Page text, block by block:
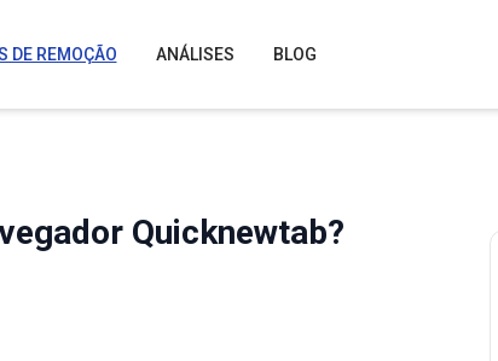
DE REMOÇÃO ANÁLISES BLOG
Quicknewtab?